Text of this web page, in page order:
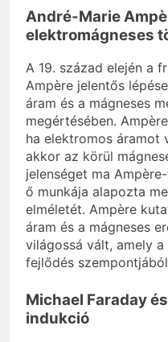
André-Marie
elektromágneses
A 19. század elején a
Ampère jelentős
áram és a mágneses
megértésében.
ha elektromos áramot
akkor az körül
jelenséget ma
ő munkája alapozta
elméletét. Ampère
áram és a mágneses
világossá vált, amely
fejlődés
Michael Faraday
indukció